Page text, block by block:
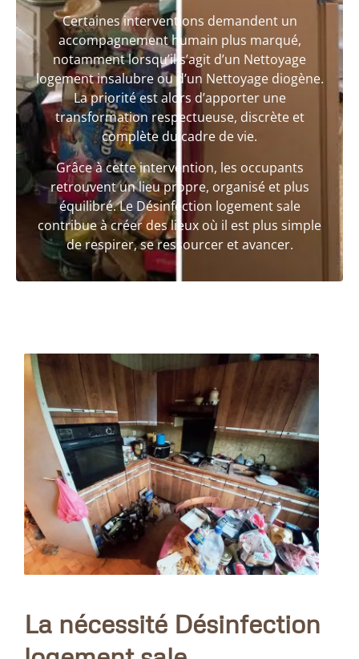
Certaines interventions demandent un
accompagnement humain plus marqué,
notamment lorsqu’il s’agit d’un Nettoyage
logement insalubre ou d’un Nettoyage diogène.
La priorité est alors d’apporter une
transformation respectueuse, discrète et
complète du cadre de vie.
Grâce à cette intervention, les occupants
retrouvent un lieu propre, organisé et plus
équilibré. Le Désinfection logement sale
contribue à créer des lieux où il est plus simple
de respirer, se ressourcer et avancer.
La nécessité Désinfection